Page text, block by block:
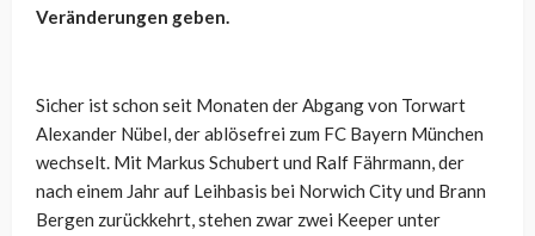
Veränderungen geben.
Sicher ist schon seit Monaten der Abgang von Torwart
Alexander Nübel, der ablösefrei zum FC Bayern München
wechselt. Mit Markus Schubert und Ralf Fährmann, der
nach einem Jahr auf Leihbasis bei Norwich City und Brann
Bergen zurückkehrt, stehen zwar zwei Keeper unter